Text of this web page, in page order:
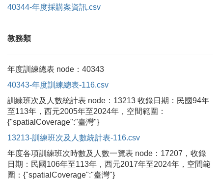
40344-年度採購案資訊.csv
教務類
年度訓練總表 node：40343
40343-年度訓練總表-116.csv
訓練班次及人數統計表 node：13213 收錄日期：民國94年
至113年，西元2005年至2024年，空間範圍：
{"spatialCoverage":"臺灣"}
13213-訓練班次及人數統計表-116.csv
年度各項訓練班次時數及人數一覽表 node：17207，收錄
日期：民國106年至113年，西元2017年至2024年，空間範
圍：{"spatialCoverage":"臺灣"}